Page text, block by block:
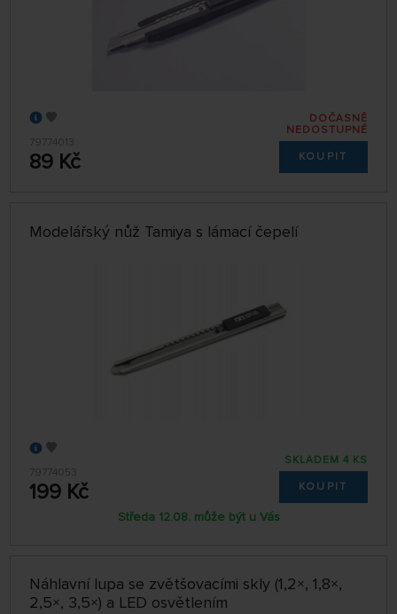
79774013
89 Kč
DOČASNĚ
NEDOSTUPNÉ
KOUPIT
Modelářský nůž Tamiya s lámací čepelí
79774053
199 Kč
SKLADEM 4 KS
KOUPIT
Středa 12.08. může být u Vás
Náhlavní lupa se zvětšovacími skly (1,2×, 1,8×,
2,5×, 3,5×) a LED osvětlením